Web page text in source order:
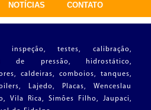
NOTÍCIAS CONTATO
inspeção, testes, calibração,
de pressão, hidrostático,
caldeiras, comboios, tanques,
Lajedo, Placas, Wenceslau
Vila Rica, Simões Filho, Jaupaci,